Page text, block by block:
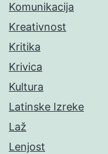
Komunikacija
Kreativnost
Kritika
Krivica
Kultura
Latinske Izreke
Laž
Lenjost